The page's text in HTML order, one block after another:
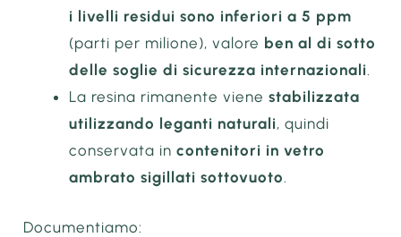
i livelli residui sono inferiori a 5 ppm
(parti per milione), valore ben al di sotto
delle soglie di sicurezza internazionali.
La resina rimanente vienestabilizzata
utilizzando leganti naturali, quindi
conservata incontenitori in vetro
ambrato sigillati sottovuoto.
Documentiamo: